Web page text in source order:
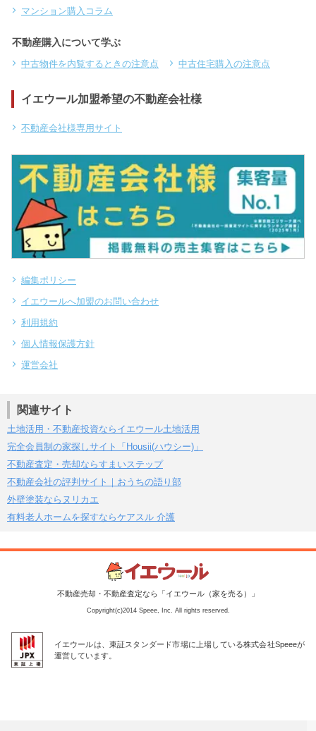
マンション購入コラム
不動産購入について学ぶ
中古物件を内覧するときの注意点 中古住宅購入の注意点
イエウール加盟希望の不動産会社様
不動産会社様専用サイト
編集ポリシー
イエウールへ加盟のお問い合わせ
利用規約
個人情報保護方針
運営会社
関連サイト
土地活用・不動産投資ならイエウール土地活用
完全会員制の家探しサイト「Housii(ハウシー)」
不動産査定・売却ならすまいステップ
不動産会社の評判サイト｜おうちの語り部
外壁塗装ならヌリカエ
有料老人ホームを探すならケアスル 介護
不動産売却・不動産査定なら「イエウール（家を売る）」
Copyright(c)2014 Speee, Inc. All rights reserved.
イエウールは、東証スタンダード市場に上場している株式会社Speeeが
運営しています。